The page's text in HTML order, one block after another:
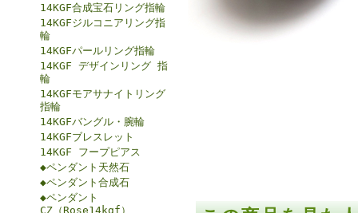
14KGF合成宝石リング指輪
14KGFジルコニアリング指
輪
14KGFパールリング指輪
14KGF デザインリング 指
輪
14KGFモアサナイトリング
指輪
14KGFバングル・腕輪
14KGFブレスレット
14KGF フープピアス
◆ペンダント天然石
◆ペンダント合成石
◆ペンダント
CZ（Rose14kgf）